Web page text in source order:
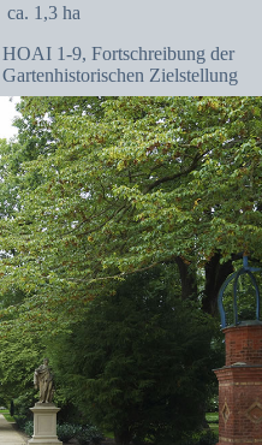
ca. 1,3 ha
HOAI 1-9, Fortschreibung der
Gartenhistorischen Zielstellung